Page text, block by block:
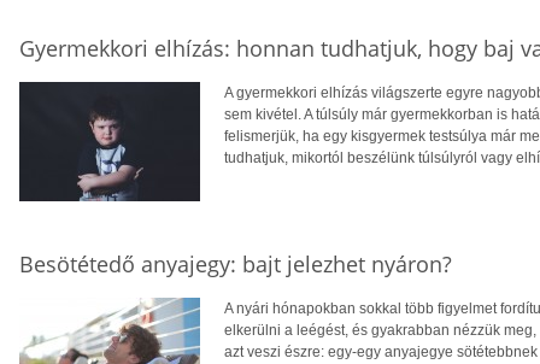
Gyermekkori elhízás: honnan tudhatjuk, hogy baj
A gyermekkori elhízás világszerte egyre
sem kivétel. A túlsúly már gyermekkorban is
felismerjük, ha egy kisgyermek testsúlya már
tudhatjuk, mikortól beszélünk túlsúlyról vagy
Besötétedő anyajegy: bajt jelezhet nyáron?
A nyári hónapokban sokkal több figyelmet
elkerülni a leégést, és gyakrabban nézzük
azt veszi észre: egy-egy anyajegye